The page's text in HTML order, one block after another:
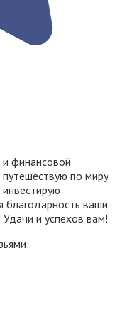
и финансовой
по миру
благодарность ваши
и успехов вам!